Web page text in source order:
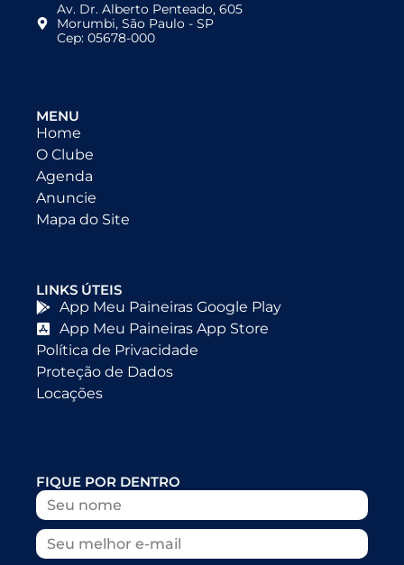
Av. Dr. Alberto Penteado, 605
Morumbi, São Paulo - SP
Cep: 05678-000
MENU
Home
O Clube
Agenda
Anuncie
Mapa do Site
LINKS ÚTEIS
App Meu Paineiras Google Play
App Meu Paineiras App Store
Política de Privacidade
Proteção de Dados
Locações
FIQUE POR DENTRO